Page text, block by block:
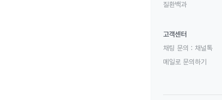
질환백과
고객센터
채팅 문의 : 채널톡
메일로 문의하기